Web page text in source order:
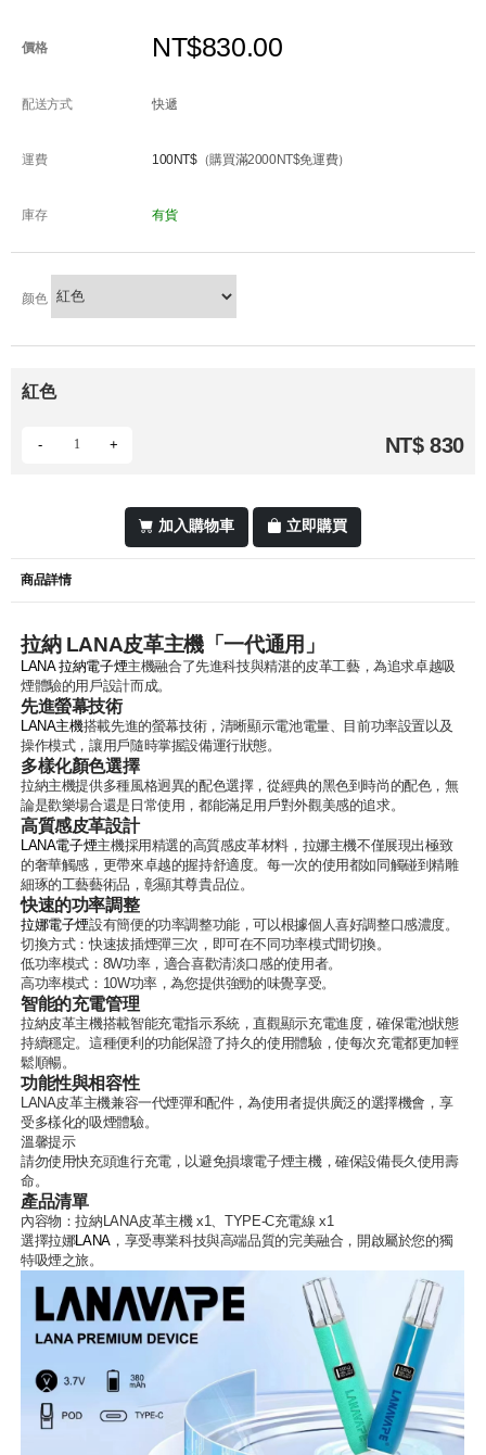
價格 NT$830.00
配送方式 快遞
運費 100NT$（購買滿2000NT$免運費）
庫存 有貨
颜色
紅色
- + NT$ 830
加入購物車 立即購買
商品詳情
拉納 LANA皮革主機「一代通用」
LANA 拉納電子煙主機融合了先進科技與精湛的皮革工藝，為追求卓越吸
煙體驗的用戶設計而成。
先進螢幕技術
LANA主機搭載先進的螢幕技術，清晰顯示電池電量、目前功率設置以及
操作模式，讓用戶隨時掌握設備運行狀態。
多樣化顏色選擇
拉納主機提供多種風格迥異的配色選擇，從經典的黑色到時尚的配色，無
論是歡樂場合還是日常使用，都能滿足用戶對外觀美感的追求。
高質感皮革設計
LANA電子煙主機採用精選的高質感皮革材料，拉娜主機不僅展現出極致
的奢華觸感，更帶來卓越的握持舒適度。每一次的使用都如同觸碰到精雕
細琢的工藝藝術品，彰顯其尊貴品位。
快速的功率調整
拉娜電子煙設有簡便的功率調整功能，可以根據個人喜好調整口感濃度。
切換方式：快速拔插煙彈三次，即可在不同功率模式間切換。
低功率模式：8W功率，適合喜歡清淡口感的使用者。
高功率模式：10W功率，為您提供強勁的味覺享受。
智能的充電管理
拉納皮革主機搭載智能充電指示系統，直觀顯示充電進度，確保電池狀態
持續穩定。這種便利的功能保證了持久的使用體驗，使每次充電都更加輕
鬆順暢。
功能性與相容性
LANA皮革主機兼容一代煙彈和配件，為使用者提供廣泛的選擇機會，享
受多樣化的吸煙體驗。
溫馨提示
請勿使用快充頭進行充電，以避免損壞電子煙主機，確保設備長久使用壽
命。
產品清單
內容物：拉納LANA皮革主機 x1、TYPE-C充電線 x1
選擇拉娜LANA，享受專業科技與高端品質的完美融合，開啟屬於您的獨
特吸煙之旅。